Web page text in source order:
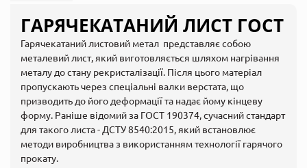
ГАРЯЧЕКАТАНИЙ ЛИСТ ГОСТ
Гарячекатаний листовий метал представляє собою
металевий лист, який виготовляється шляхом нагрівання
металу до стану рекристалізації. Після цього матеріал
пропускають через спеціальні валки верстата, що
призводить до його деформації та надає йому кінцеву
форму. Раніше відомий за ГОСТ 190374, сучасний стандарт
для такого листа - ДСТУ 8540:2015, який встановлює
методи виробництва з використанням технології гарячого
прокату.